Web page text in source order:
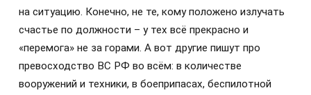
на ситуацию. Конечно, не те, кому положено излучать
счастье по должности – у тех всё прекрасно и
«перемога» не за горами. А вот другие пишут про
превосходство ВС РФ во всём: в количестве
вооружений и техники, в боеприпасах, беспилотной